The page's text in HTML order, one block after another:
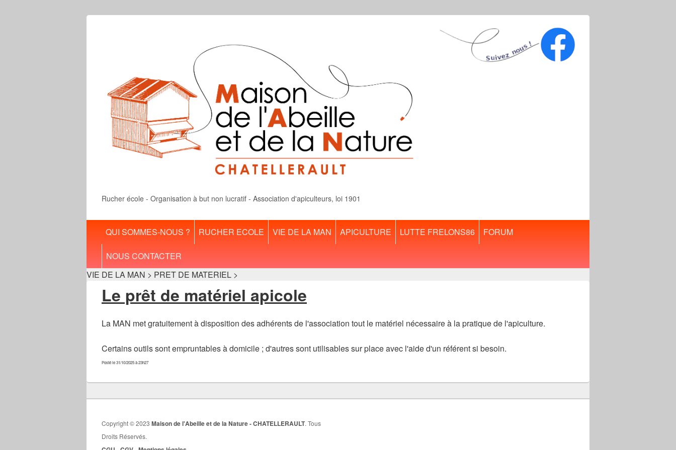
Rucher école - Organisation à but non lucratif - Association d'apiculteurs, loi 1901
principalQUI SOMMES-NOUS ? RUCHER ECOLE VIE DE LA MAN APICULTURE LUTTE FRELONS86
FORUM
NOUS CONTACTER
VIE DE LA MAN > PRET DE MATERIEL >
Le prêt de matériel apicole
La MAN met gratuitement à disposition des adhérents de l'association tout le matériel nécessaire à la pratique de l'apiculture.
Certains outils sont empruntables à domicile ; d'autres sont utilisables sur place avec l'aide d'un référent si besoin.
Posté le 31/10/2025 à 23h27
Copyright © 2023 Maison de l'Abeille et de la Nature - CHATELLERAULT. Tous
Droits Réservés.